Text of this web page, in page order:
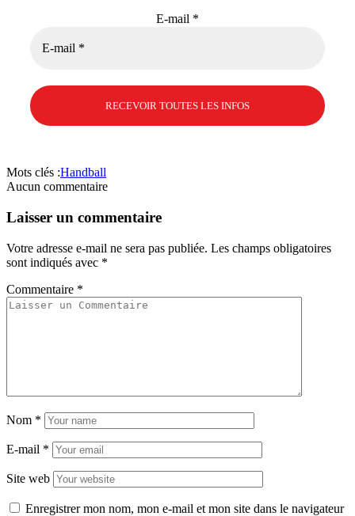
E-mail *
Mots clés :Handball
Aucun commentaire
Laisser un commentaire
Votre adresse e-mail ne sera pas publiée. Les champs obligatoires
sont indiqués avec *
Commentaire *
Nom *
E-mail *
Site web
Enregistrer mon nom, mon e-mail et mon site dans le navigateur